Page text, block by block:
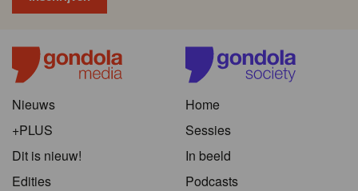
Nieuws
+PLUS
Dit is nieuw!
Edities
Home
Sessies
In beeld
Podcasts